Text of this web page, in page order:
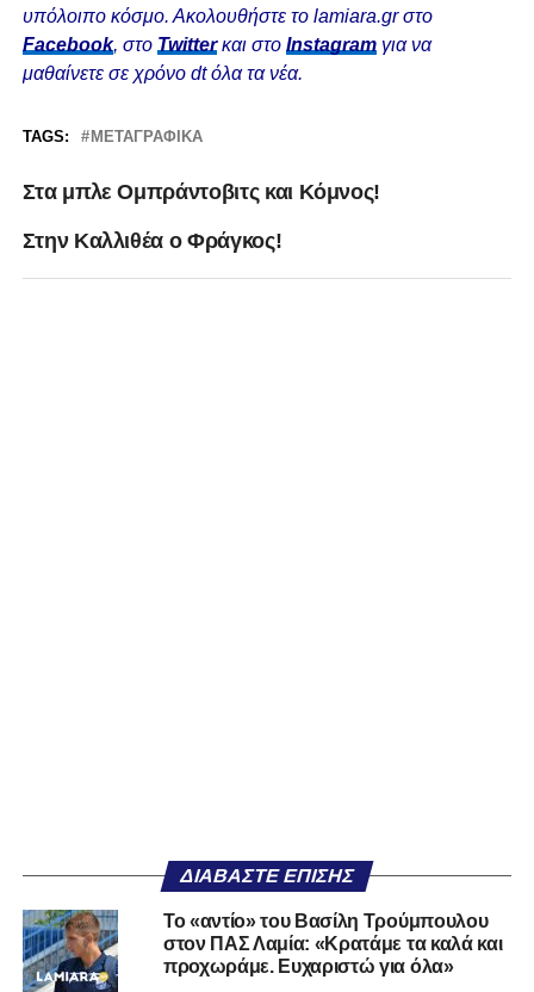
υπόλοιπο κόσμο. Ακολουθήστε το lamiara.gr στο
Facebook, στο Twitterκαι στο Instagram για να
μαθαίνετε σε χρόνο dt όλα τα νέα.
TAGS: ΜΕΤΑΓΡΑΦΙΚΆ
Στα μπλε Ομπράντοβιτς και Κόμνος!
Στην Καλλιθέα ο Φράγκος!
ΔΙΑΒΆΣΤΕ ΕΠΊΣΗΣ
Το «αντίο» του Βασίλη Τρούμπουλου
στον ΠΑΣ Λαμία: «Κρατάμε τα καλά και
προχωράμε. Ευχαριστώ για όλα»